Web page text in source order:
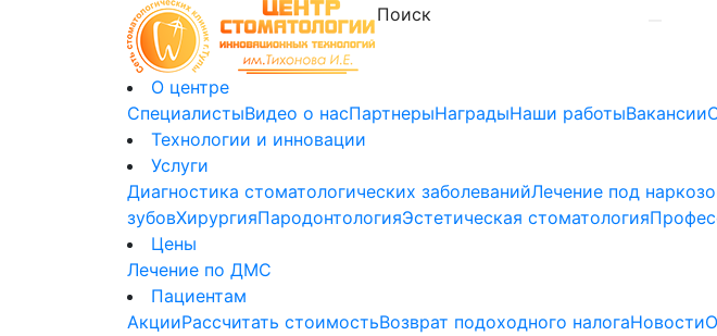
О центре
СпециалистыВидео о насПартнерыНаградыНаши работыВакансии
Технологии и инновации
Услуги
Диагностика стоматологических заболеванийЛечение под
зубовХирургияПародонтологияЭстетическая стоматология
Цены
Лечение по ДМС
Пациентам
АкцииРассчитать стоимостьВозврат подоходного налогаНовости